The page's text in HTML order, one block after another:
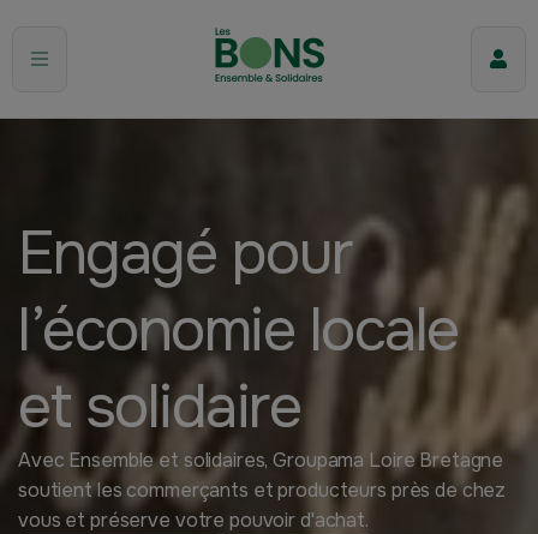
Engagé pour
l’économie locale
et solidaire
Avec Ensemble et solidaires, Groupama Loire Bretagne
soutient les commerçants et producteurs près de chez
vous et préserve votre pouvoir d'achat.